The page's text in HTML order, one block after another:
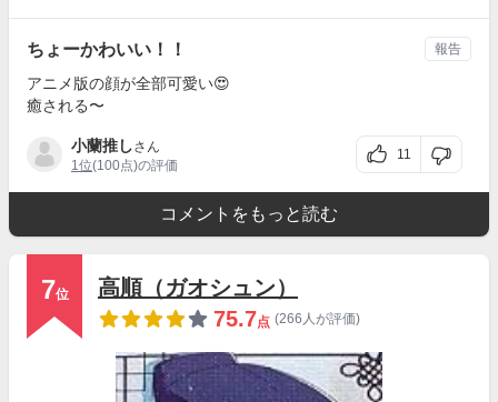
ちょーかわいい！！
アニメ版の顔が全部可愛い😍
癒される〜
小蘭推しさん
1位(100点)の評価
11
報告
コメントをもっと読む
7位
高順（ガオシュン）
75.7点 (266人が評価)